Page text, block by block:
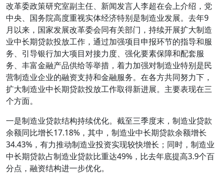
改革委政策研究室副主任、新闻发言人李超在会上介绍，党
中央、国务院高度重视实体经济特别是制造业发展。去年9
月以来，国家发展改革委会同有关部门，持续开展扩大制造
业中长期贷款投放工作，通过加强项目申报环节的指导和服
务、引导银行加大项目对接力度、强化要素保障和配套服
务、丰富金融产品供给等举措，着力加强对制造业特别是民
营制造业企业的融资支持和金融服务。在各方共同努力下，
扩大制造业中长期贷款投放工作取得新进展。主要表现在三
个方面。
一是制造业贷款结构持续优化。截至三季度末，制造业贷款
余额同比增长17.18%，其中，制造业中长期贷款余额增长
34.43%，有力推动制造业投资实现较快增长；同时，制造业
中长期贷款占制造业贷款比重达49%，比去年底提高3.9个百
分点，融资结构进一步优化。